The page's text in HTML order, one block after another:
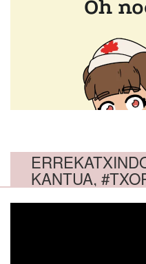
KANTUA,